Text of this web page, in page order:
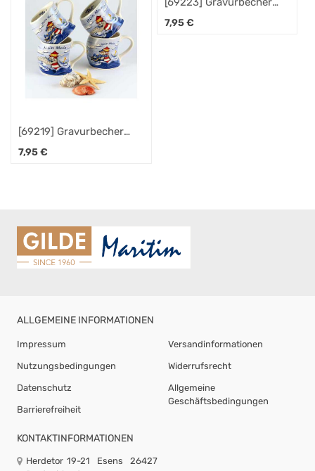
Gravurbecher
windbauchig
"Seehund", windbauchig
7,95
[69223] Gravurbecher
ALLGEMEINE INFORMATIONEN
Impressum
Nutzungsbedingungen
Datenschutz
Barrierefreiheit
Versandinformationen
Widerrufsrecht
Allgemeine
Geschäftsbedingungen
KONTAKTINFORMATIONEN
Herdetor 19-21 Esens
26427